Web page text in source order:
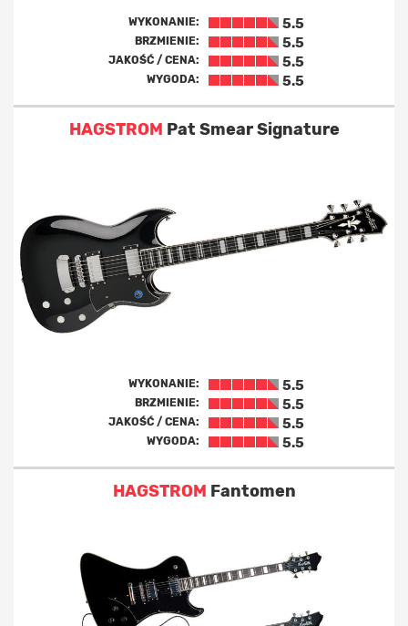
WYKONANIE: 5.5
BRZMIENIE: 5.5
JAKOŚĆ / CENA: 5.5
WYGODA: 5.5
HAGSTROM Pat Smear Signature
WYKONANIE: 5.5
BRZMIENIE: 5.5
JAKOŚĆ / CENA: 5.5
WYGODA: 5.5
HAGSTROM Fantomen